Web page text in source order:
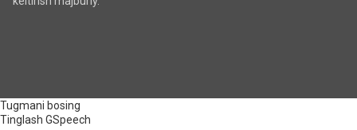
Tugmani bosing
Tinglash GSpeech